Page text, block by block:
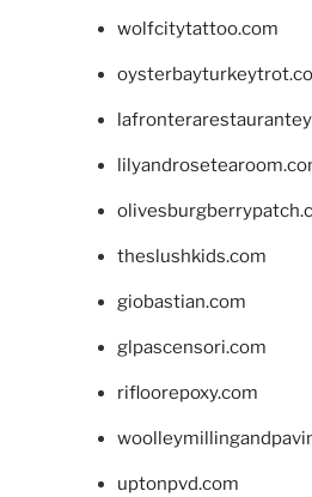
wolfcitytattoo.com
theslushkids.com
giobastian.com
glpascensori.com
rifloorepoxy.com
uptonpvd.com